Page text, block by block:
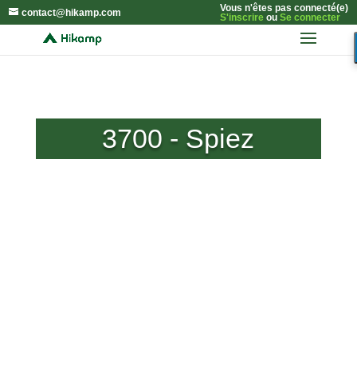
contact@hikamp.com
Vous n'êtes pas connecté(e)
S'inscrireou Se connecter
3700 - Spiez